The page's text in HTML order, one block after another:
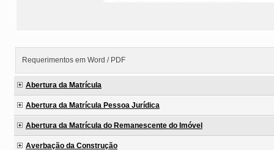
Requerimentos em Word / PDF
Abertura da Matrícula
Abertura da Matrícula Pessoa Jurídica
Abertura da Matrícula do Remanescente do Imóvel
Averbação da Construção